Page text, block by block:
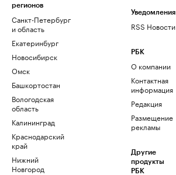
регионов
Санкт-Петербург
и область
Екатеринбург
Новосибирск
Омск
Башкортостан
Вологодская
область
Калининград
Краснодарский
край
Нижний
Новгород
Уведомления
RSS Новости
РБК
О компании
Контактная
информация
Редакция
Размещение
рекламы
Другие
продукты
РБК